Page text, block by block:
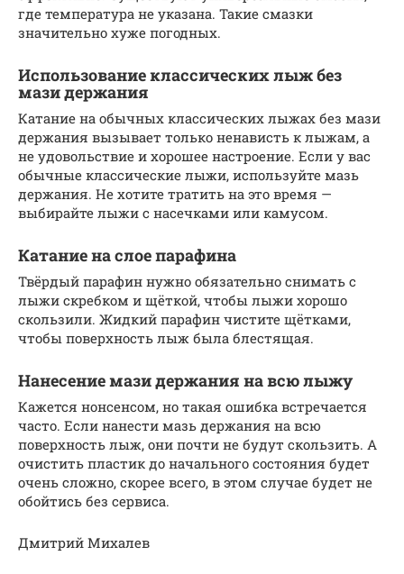
где температура не указана. Такие смазки
значительно хуже погодных.
Использование классических лыж без
мази держания
Катание на обычных классических лыжах без мази
держания вызывает только ненависть к лыжам, а
не удовольствие и хорошее настроение. Если у вас
обычные классические лыжи, используйте мазь
держания. Не хотите тратить на это время —
выбирайте лыжи с насечками или камусом.
Катание на слое парафина
Твёрдый парафин нужно обязательно снимать с
лыжи скребком и щёткой, чтобы лыжи хорошо
скользили. Жидкий парафин чистите щётками,
чтобы поверхность лыж была блестящая.
Нанесение мази держания на всю лыжу
Кажется нонсенсом, но такая ошибка встречается
часто. Если нанести мазь держания на всю
поверхность лыж, они почти не будут скользить. А
очистить пластик до начального состояния будет
очень сложно, скорее всего, в этом случае будет не
обойтись без сервиса.
Дмитрий Михалев